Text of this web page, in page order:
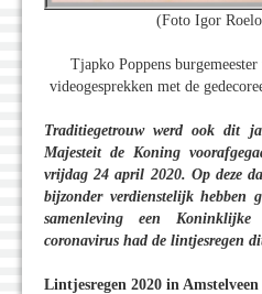
(Foto Igor
Tjapko Poppens
videogesprekken met de
Traditiegetrouw werd ook dit
Majesteit de Koning
vrijdag 24 april 2020. Op deze
bijzonder verdienstelijk hebben
samenleving een
coronavirus had de lintjesregen
Lintjesregen 2020 in Amstelveen